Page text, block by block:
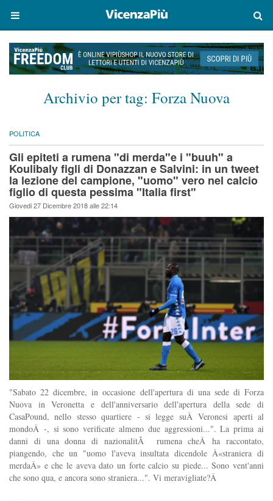
Archivio per tag: Forza Nuova
POLITICA
Gli epiteti a rumena "di merda"e i "buuh" a
Koulibaly figli di Donazzan e Salvini: in un tweet
la lezione del campione, "uomo" vero nel calcio
figlio di questa pessima "Italia first"
Giovedi 27 Dicembre 2018 alle 22:14
"Sabato 22 dicembre, in occasione dell'apertura di una sede di Forza
Nuova in Veronetta e dell'anniversario dell'apertura della sede di
CasaPound, nello stesso quartiere - si legge suÂ Veronesi aperti al
mondoÂ -, si sono verificate almeno due aggressioni...". La prima ai
danni di una donna di nazionalitÃ rumena cheÂ ha raccontato,
piangendo, che un "uomo l'aveva insultata dicendole Â«straniera di
merdaÂ» e che le aveva dato un forte calcio su piede... Sono vent'anni
che sono qua, e ancora sono straniera...". Vi meravigliate?Â